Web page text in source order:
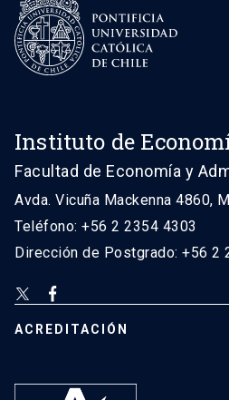
Instituto de
Facultad de Economía y
Avda. Vicuña Mackenna 4860,
Teléfono: +56 2 2354 4303
Dirección de Postgrado: +56 2
ACREDITACIÓN